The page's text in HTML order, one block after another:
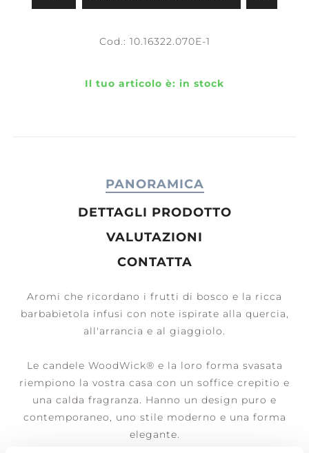
Cod.: 10.16322.070E-1
Il tuo articolo è: in stock
PANORAMICA
DETTAGLI PRODOTTO
VALUTAZIONI
CONTATTA
Aromi che ricordano i frutti di bosco e la ricca
barbabietola infusi con note ispirate alla quercia,
all'arrancia e al giaggiolo.
Le candele WoodWick® e la loro forma svasata
riempiono la vostra casa con un soffice crepitio e
una calda fragranza. Hanno un design puro e
contemporaneo, uno stile moderno e una forma
elegante.